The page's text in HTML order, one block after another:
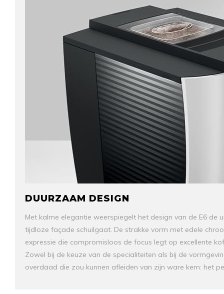
DUURZAAM DESIGN
Met kalme elegantie weerspiegelt het design van de E6 de
tijdloze façade schuilgaat. De strakke vorm met edele
expressie die compromisloos de focus legt op excellente
Zowel bij de keuze van de specialiteiten als bij de
overdaad die zou kunnen afleiden van zijn ware kern: het